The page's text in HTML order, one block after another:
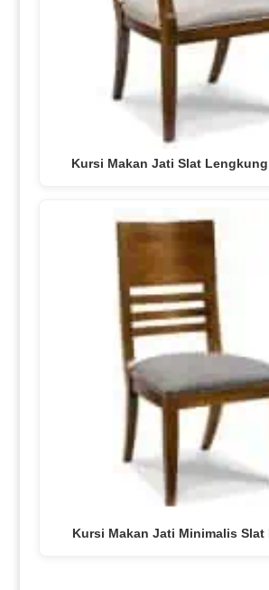
Kursi Makan Jati Slat
Kursi Makan Jati Minimalis Slat